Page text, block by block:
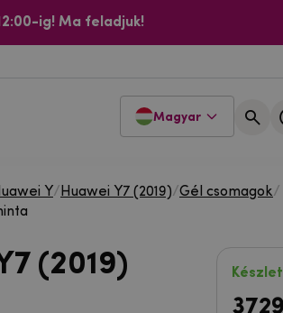
ig! Ma feladjuk!
Magyar
Y/ Huawei Y7 (2019)/Gél csomagok/
(2019)
3729